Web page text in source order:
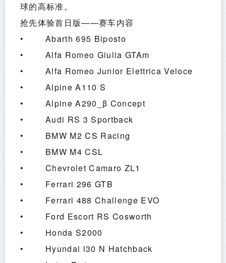
球的高标准。
抢先体验首日版——赛车内容
•        Abarth 695 Biposto
•        Alfa Romeo Giulia GTAm
•        Alfa Romeo Junior Elettrica Veloce
•        Alpine A110 S
•        Alpine A290_β Concept
•        Audi RS 3 Sportback
•        BMW M2 CS Racing
•        BMW M4 CSL
•        Chevrolet Camaro ZL1
•        Ferrari 296 GTB
•        Ferrari 488 Challenge EVO
•        Ford Escort RS Cosworth
•        Honda S2000
•        Hyundai i30 N Hatchback